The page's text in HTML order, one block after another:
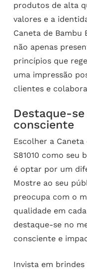
produtos de alta
valores e a
Caneta de Bambu
não apenas
princípios que
uma impressão
clientes e
Destaque-
consciente
Escolher a
S81010 como
é optar por um
Mostre ao seu
preocupa com o
qualidade em
destaque-se no
consciente e
Invista em